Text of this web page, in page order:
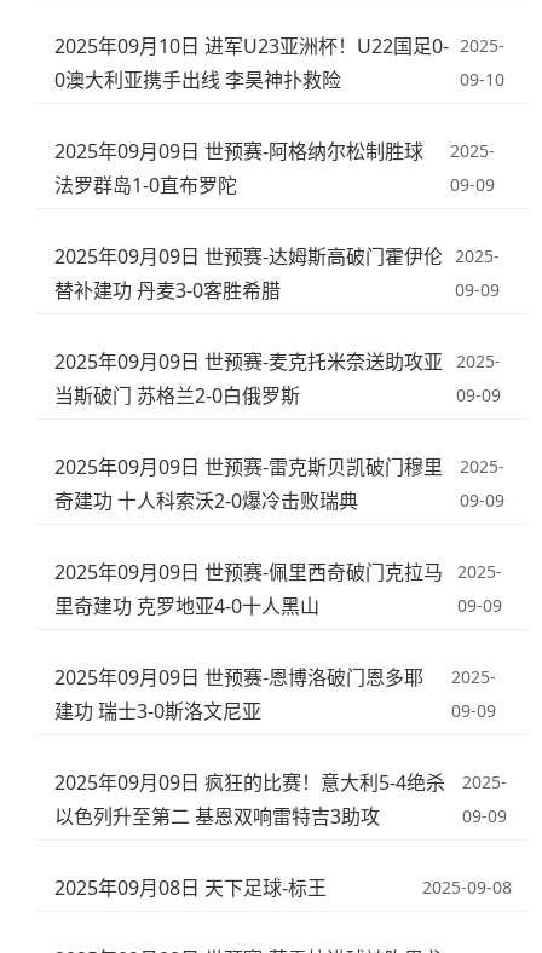
2025年09月10日 进军U23亚洲杯！U22国足0-
0澳大利亚携手出线 李昊神扑救险
2025-
09-10
2025年09月09日 世预赛-阿格纳尔松制胜球
法罗群岛1-0直布罗陀
2025-
09-09
2025年09月09日 世预赛-达姆斯高破门霍伊伦
替补建功 丹麦3-0客胜希腊
2025-
09-09
2025年09月09日 世预赛-麦克托米奈送助攻亚
当斯破门 苏格兰2-0白俄罗斯
2025-
09-09
2025年09月09日 世预赛-雷克斯贝凯破门穆里
奇建功 十人科索沃2-0爆冷击败瑞典
2025-
09-09
2025年09月09日 世预赛-佩里西奇破门克拉马
里奇建功 克罗地亚4-0十人黑山
2025-
09-09
2025年09月09日 世预赛-恩博洛破门恩多耶
建功 瑞士3-0斯洛文尼亚
2025-
09-09
2025年09月09日 疯狂的比赛！意大利5-4绝杀
以色列升至第二 基恩双响雷特吉3助攻
2025-
09-09
2025年09月08日 天下足球-标王 2025-09-08